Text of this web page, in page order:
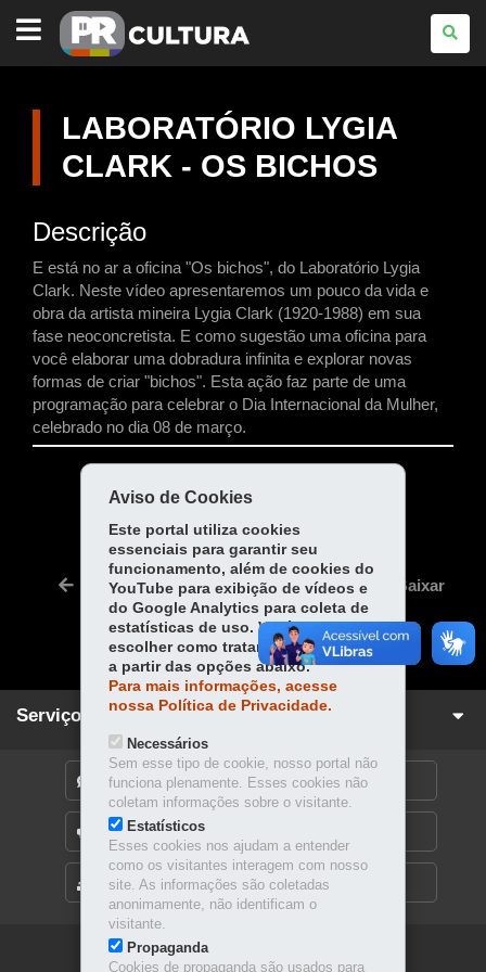
PARANÁ
CULTURA
LABORATÓRIO LYGIA
CLARK - OS BICHOS
Descrição
E está no ar a oficina "Os bichos", do Laboratório Lygia
Clark. Neste vídeo apresentaremos um pouco da vida e
obra da artista mineira Lygia Clark (1920-1988) em sua
fase neoconcretista. E como sugestão uma oficina para
você elaborar uma dobradura infinita e explorar novas
formas de criar "bichos". Esta ação faz parte de uma
programação para celebrar o Dia Internacional da Mulher,
celebrado no dia 08 de março.
COMPARTILHE:
Fa
ce
bo
ok
Tw
itt
er
ts
Ap
p
Voltar Início Imprimir Baixar
Serviços para você!
MAPA DO SITE
DENUNCIE CORRUPÇÃO
OUVIDORIA
Navegação
Aviso de Cookies
Este portal utiliza cookies
essenciais para garantir seu
funcionamento, além de cookies do
YouTube para exibição de vídeos e
do Google Analytics para coleta de
estatísticas de uso. Você pode
escolher como tratamos os cookies
a partir das opções abaixo.
Para mais informações, acesse
nossa Política de Privacidade.
Necessários
Sem esse tipo de cookie, nosso portal não
funciona plenamente. Esses cookies não
coletam informações sobre o visitante.
Estatísticos
Esses cookies nos ajudam a entender
como os visitantes interagem com nosso
site. As informações são coletadas
anonimamente, não identificam o
visitante.
Propaganda
Cookies de propaganda são usados para